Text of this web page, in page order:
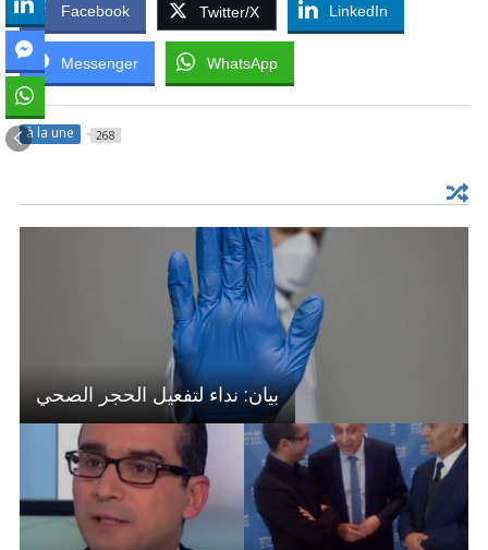
Facebook Twitter/X LinkedIn
Messenger WhatsApp
à la une 268
بيان: نداء لتفعيل الحجر الصحي